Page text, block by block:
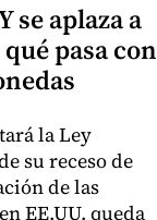
se aplaza a
pasa con
la Ley
su receso de
de las
EE.UU. queda